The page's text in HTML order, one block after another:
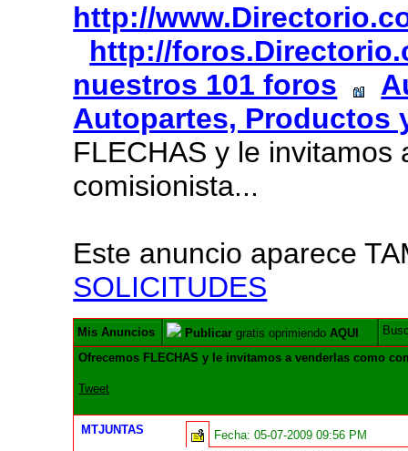
http://
http://
nuestros 101 foros
Autopartes, Productos
FLECHAS y le invitamos
comisionista...
Este anuncio aparece
SOLICITUDES
Mis Anuncios Publicar gratis oprimiendoAQUI
Ofrecemos FLECHAS y le invitamos a venderlas como
Tweet
MTJUNTAS Fecha:05-07-2009 09:56 PM